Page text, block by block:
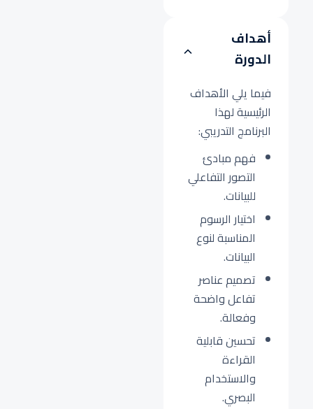
أهداف
الدورة
فيما يلي الأهداف
الرئيسية لهذا
البرنامج التدريبي:
فهم مبادئ
التصور التفاعلي
للبيانات.
اختيار الرسوم
المناسبة لنوع
البيانات.
تصميم عناصر
تفاعل واضحة
وفعالة.
تحسين قابلية
القراءة
والاستخدام
البصري.